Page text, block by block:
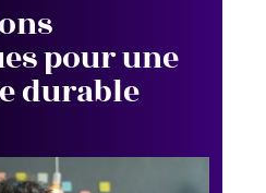
pour une
durable